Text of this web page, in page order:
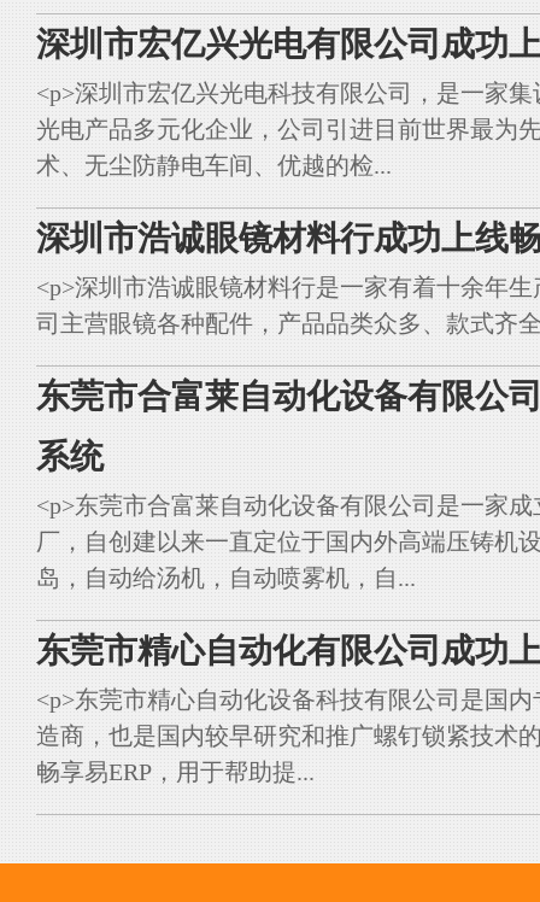
深圳市宏亿兴光电有限公司成功
<p>深圳市宏亿兴光电科技有限公司，是一家
光电产品多元化企业，公司引进目前世界最为
术、无尘防静电车间、优越的检...
深圳市浩诚眼镜材料行成功上线
<p>深圳市浩诚眼镜材料行是一家有着十余年
司主营眼镜各种配件，产品品类众多、款式齐
东莞市合富莱自动化设备有限公
系统
<p>东莞市合富莱自动化设备有限公司是一家
厂，自创建以来一直定位于国内外高端压铸机
岛，自动给汤机，自动喷雾机，自...
东莞市精心自动化有限公司成功
<p>东莞市精心自动化设备科技有限公司是国
造商，也是国内较早研究和推广螺钉锁紧技术
畅享易ERP，用于帮助提...